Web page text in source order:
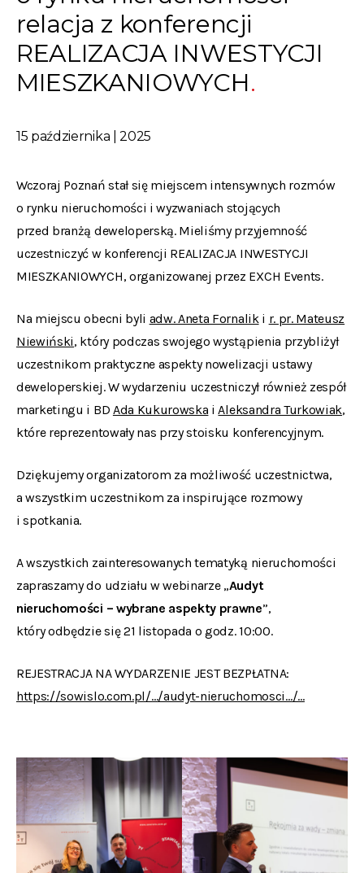
relacja z konferencji
REALIZACJA INWESTYCJI
MIESZKANIOWYCH
15 października | 2025
Wczoraj Poznań stał się miejscem intensywnych rozmów
o rynku nieruchomości i wyzwaniach stojących
przed branżą deweloperską. Mieliśmy przyjemność
uczestniczyć w konferencji REALIZACJA INWESTYCJI
MIESZKANIOWYCH, organizowanej przez EXCH Events.
Na miejscu obecni byli adw. Aneta Fornaliki r. pr. Mateusz
Niewiński, który podczas swojego wystąpienia przybliżył
uczestnikom praktyczne aspekty nowelizacji ustawy
deweloperskiej. W wydarzeniu uczestniczył również zespół
marketingu i BD Ada Kukurowska iAleksandra Turkowiak,
które reprezentowały nas przy stoisku konferencyjnym.
Dziękujemy organizatorom za możliwość uczestnictwa,
a wszystkim uczestnikom za inspirujące rozmowy
i spotkania.
A wszystkich zainteresowanych tematyką nieruchomości
zapraszamy do udziału w webinarze „Audyt
nieruchomości – wybrane aspekty prawne”,
który odbędzie się 21 listopada o godz. 10:00.
REJESTRACJA NA WYDARZENIE JEST BEZPŁATNA:
https://sowislo.com.pl/…/audyt-nieruchomosci…/…